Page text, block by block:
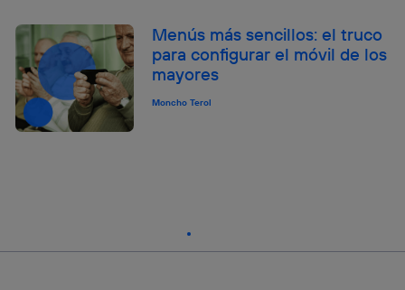
Menús más sencillos: el truco
para configurar el móvil de los
mayores
Moncho Terol